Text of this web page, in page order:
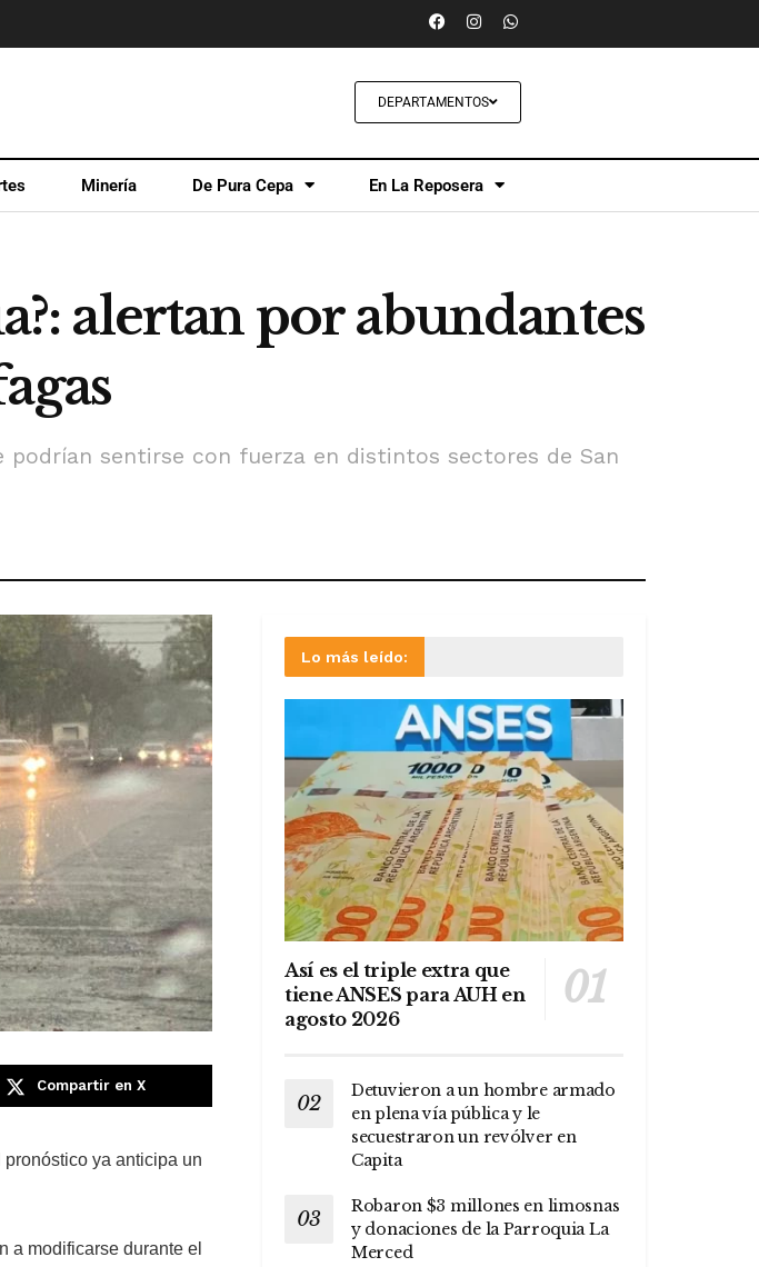
DEPARTAMENTOS
Minería De Pura Cepa En La Reposera
alertan por abundantes
sentirse con fuerza en distintos sectores de San
Compartir en X
ya anticipa un
a modificarse durante el
Lo más leído:
Así es el triple extra que
tiene ANSES para AUH en
agosto 2026
Detuvieron a un hombre armado
en plena vía pública y le
secuestraron un revólver en
Capita
Robaron $3 millones en limosnas
y donaciones de la Parroquia La
Merced